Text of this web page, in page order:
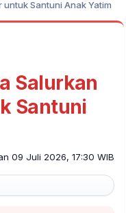
Santuni Anak Yatim
Salurkan
Santuni
09 Juli 2026, 17:30 WIB